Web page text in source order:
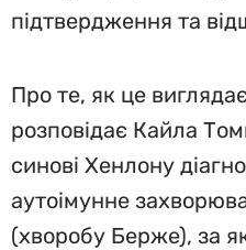
підтвердження та
Про те, як це
розповідає Кайла
синові Хенлону
аутоімунне
(хворобу Берже), за